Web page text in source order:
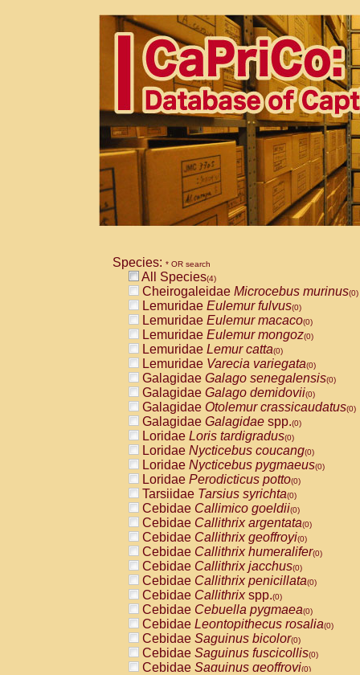
Species: * OR search
All Species(4)
Cheirogaleidae Microcebus murinus(0)
Lemuridae Eulemur fulvus(0)
Lemuridae Eulemur macaco(0)
Lemuridae Eulemur mongoz(0)
Lemuridae Lemur catta(0)
Lemuridae Varecia variegata(0)
Galagidae Galago senegalensis(0)
Galagidae Galago demidovii(0)
Galagidae Otolemur crassicaudatus(0)
Galagidae Galagidae spp.(0)
Loridae Loris tardigradus(0)
Loridae Nycticebus coucang(0)
Loridae Nycticebus pygmaeus(0)
Loridae Perodicticus potto(0)
Tarsiidae Tarsius syrichta(0)
Cebidae Callimico goeldii(0)
Cebidae Callithrix argentata(0)
Cebidae Callithrix geoffroyi(0)
Cebidae Callithrix humeralifer(0)
Cebidae Callithrix jacchus(0)
Cebidae Callithrix penicillata(0)
Cebidae Callithrixspp.(0)
Cebidae Cebuella pygmaea(0)
Cebidae Leontopithecus rosalia(0)
Cebidae Saguinus bicolor(0)
Cebidae Saguinus fuscicollis(0)
Cebidae Saguinus geoffroyi(0)